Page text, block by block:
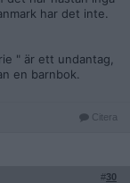
tyskt, några av
tyska.
dock inte
har det inte.
" är ett undantag,
en barnbok.
Citera
#30